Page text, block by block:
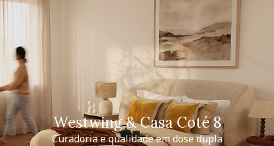
Westwing & Casa Coté 8
Curadoria e qualidade em dose dupla